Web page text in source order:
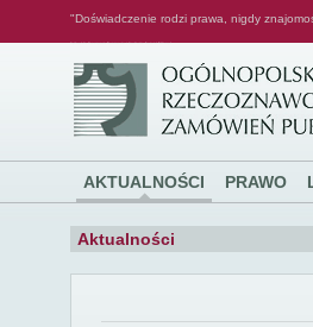
"Doświadczenie rodzi prawa, nigdy
AKTUALNOŚCI PRAWO
Aktualności